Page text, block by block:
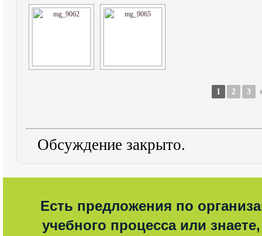
1 2 3
Обсуждение закрыто.
Есть предложения по
учебного процесса или знаете,